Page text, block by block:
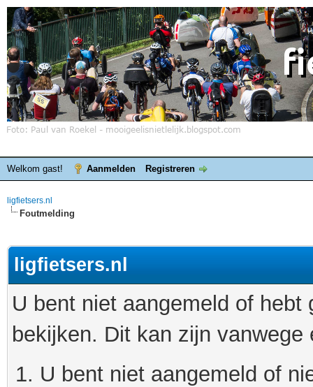
Welkom gast! Aanmelden Registreren
ligfietsers.nl
Foutmelding
ligfietsers.nl
U bent niet aangemeld of
bekijken. Dit kan zijn
U bent niet aangemeld of